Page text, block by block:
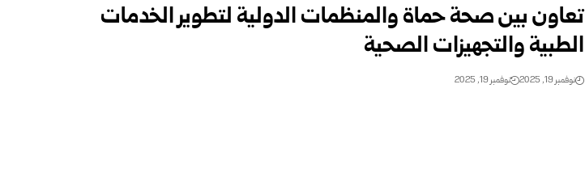
تعاون بين صحة حماة والمنظمات الدولية لتطوير الخدمات
الطبية والتجهيزات الصحية
نوفمبر 19, 2025 نوفمبر 19, 2025